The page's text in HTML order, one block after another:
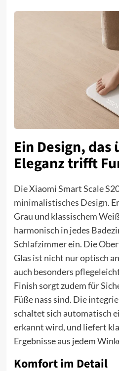
Ein Design,
Eleganz trifft
Die Xiaomi Smart Scale
minimalistisches Design.
Grau und klassischem
harmonisch in jedes
Schlafzimmer ein. Die
Glas ist nicht nur optisch
auch besonders
Finish sorgt zudem für
Füße nass sind. Die
schaltet sich automatisch
erkannt wird, und liefert
Ergebnisse aus jedem
Komfort im Detail